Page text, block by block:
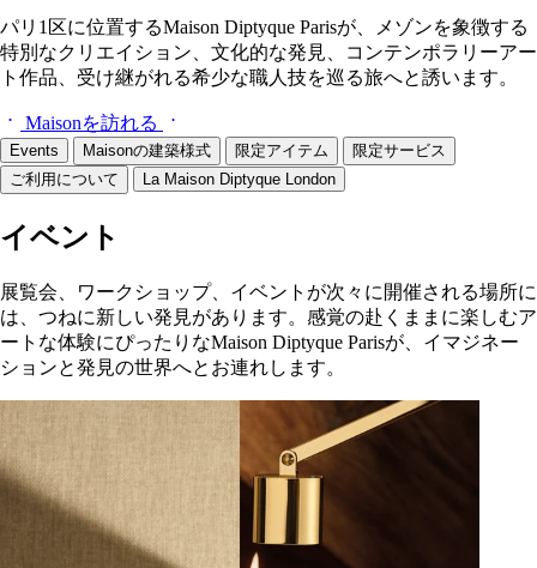
パリ1区に位置するMaison Diptyque Parisが、メゾンを象徴する
特別なクリエイション、文化的な発見、コンテンポラリーアー
ト作品、受け継がれる希少な職人技を巡る旅へと誘います。
Maisonを訪れる
Events Maisonの建築様式 限定アイテム
限定サービス
ご利用について
La Maison Diptyque London
イベント
展覧会、ワークショップ、イベントが次々に開催される場所に
は、つねに新しい発見があります。感覚の赴くままに楽しむア
ートな体験にぴったりなMaison Diptyque Parisが、イマジネー
ションと発見の世界へとお連れします。